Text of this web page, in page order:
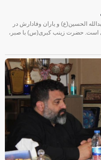
الحسین(ع) و یاران وفادارش در
است. حضرت زینب کبری(س) با صبر،